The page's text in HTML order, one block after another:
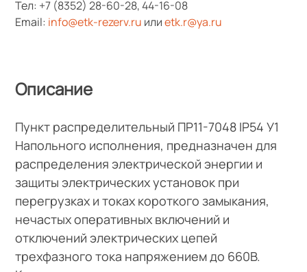
Тел: +7 (8352) 28-60-28,44-16-08
Email: info@etk-rezerv.ru илиetk.r@ya.ru
Описание
Пункт распределительный ПР11-7048 IP54 У1
Напольного исполнения, предназначен для
распределения электрической энергии и
защиты электрических установок при
перегрузках и токах короткого замыкания,
нечастых оперативных включений и
отключений электрических цепей
трехфазного тока напряжением до 660В.